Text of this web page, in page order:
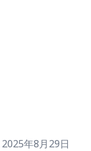
2025年8月29日